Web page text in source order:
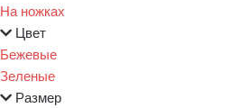
На ножках
Цвет
Бежевые
Зеленые
Размер